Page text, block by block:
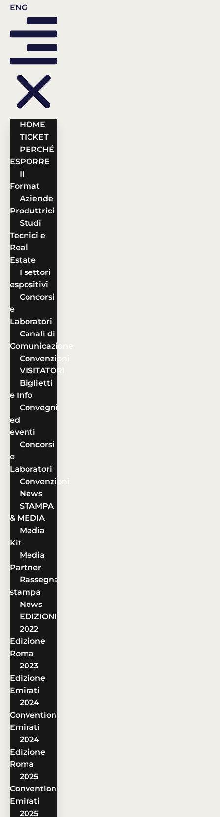
ENG
HOME
TICKET
PERCHÉ
ESPORRE
Il
Format
Aziende
Produttrici
Studi
Tecnici e
Real
Estate
I settori
espositivi
Concorsi
e
Laboratori
Canali di
Comunicazione
Convenzioni
VISITATORI
Biglietti
e Info
Convegni
ed
eventi
Concorsi
e
Laboratori
Convenzioni
News
STAMPA
& MEDIA
Media
Kit
Media
Partner
Rassegna
stampa
News
EDIZIONI
2022
Edizione
Roma
2023
Edizione
Emirati
2024
Convention
Emirati
2024
Edizione
Roma
2025
Convention
Emirati
2025